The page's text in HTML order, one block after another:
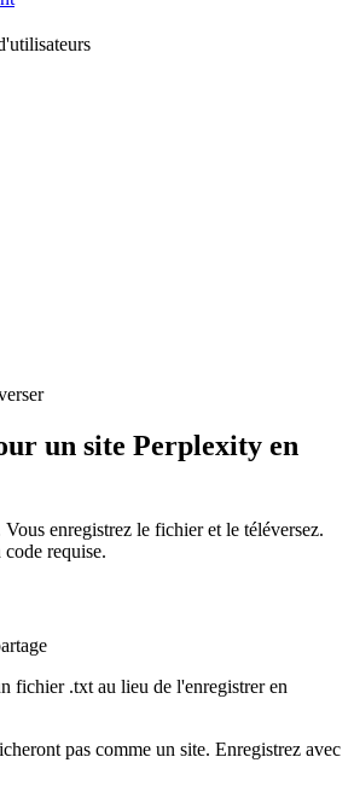
un site Perplexity en
enregistrez le fichier et le téléversez.
requise.
fichier .txt au lieu de l'enregistrer en
pas comme un site. Enregistrez avec